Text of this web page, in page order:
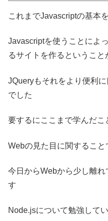
これまでJavascriptの基本
Javascriptを使うことによ
るサイトを作るということ
JQueryもそれをより便利
でした
要するにここまで学んだこ
Webの見た目に関すること
今日からWebから少し離
す
Node.jsについて勉強して